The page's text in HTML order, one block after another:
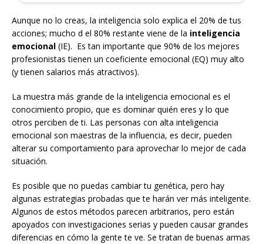
Aunque no lo creas, la inteligencia solo explica el 20% de tus
acciones; mucho d el 80% restante viene de la inteligencia
emocional (IE). Es tan importante que 90% de los mejores
profesionistas tienen un coeficiente emocional (EQ) muy alto
(y tienen salarios más atractivos).
La muestra más grande de la inteligencia emocional es el
conocimiento propio, que es dominar quién eres y lo que
otros perciben de ti. Las personas con alta inteligencia
emocional son maestras de la influencia, es decir, pueden
alterar su comportamiento para aprovechar lo mejor de cada
situación.
Es posible que no puedas cambiar tu genética, pero hay
algunas estrategias probadas que te harán ver más inteligente.
Algunos de estos métodos parecen arbitrarios, pero están
apoyados con investigaciones serias y pueden causar grandes
diferencias en cómo la gente te ve. Se tratan de buenas armas